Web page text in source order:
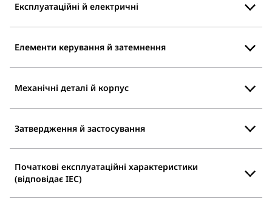
Експлуатаційні й електричні
Елементи керування й затемнення
Механічні деталі й корпус
Затвердження й застосування
Початкові експлуатаційні характеристики
(відповідає IEC)